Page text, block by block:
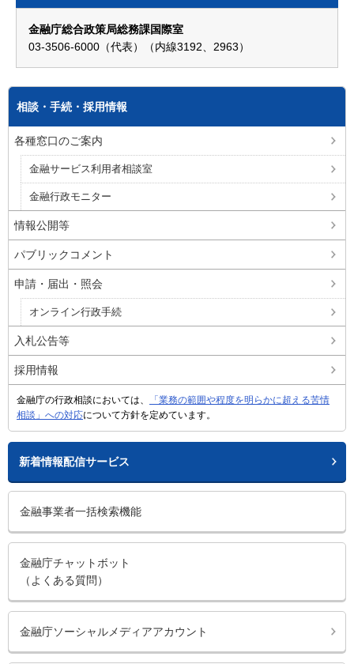
金融庁総合政策局総務課国際室
03-3506-6000（代表）（内線3192、2963）
相談・手続・採用情報
各種窓口のご案内
金融サービス利用者相談室
金融行政モニター
情報公開等
パブリックコメント
申請・届出・照会
オンライン行政手続
入札公告等
採用情報
金融庁の行政相談においては、
「業務の範囲や程度を明らかに超える苦情
相談」への対応について方針を定めています。
新着情報配信サービス
金融事業者一括検索機能
金融庁チャットボット
（よくある質問）
金融庁ソーシャルメディアアカウント